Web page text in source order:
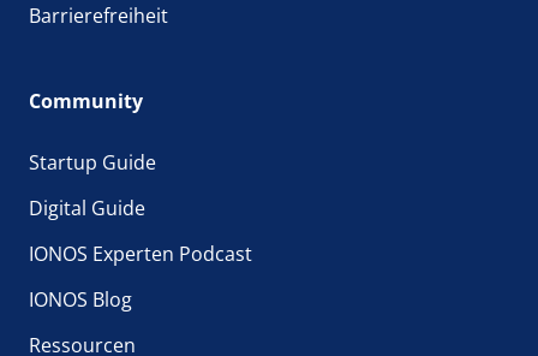
Barrierefreiheit
Community
Startup Guide
Digital Guide
IONOS Experten Podcast
IONOS Blog
Ressourcen